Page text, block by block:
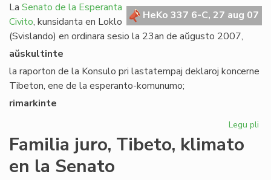
HeKo 337 6-C, 27 aug 07
La Senato de la Esperanta
Civito, kunsidanta en Loklo
(Svislando) en ordinara sesio la 23an de aŭgusto 2007,
aŭskultinte
la raporton de la Konsulo pri lastatempaj deklaroj koncerne
Tibeton, ene de la esperanto-komunumo;
rimarkinte
Legu pli
Familia juro, Tibeto, klimato
en la Senato